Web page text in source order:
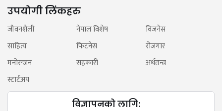
उपयोगी लिंकहरु
जीवनशैली नेपाल विशेष
विजनेस
साहित्य
फिटनेस
रोजगार
मनोरन्जन
सहकारी
अर्थतन्त्र
स्टार्टअप
विज्ञापनको लागि: